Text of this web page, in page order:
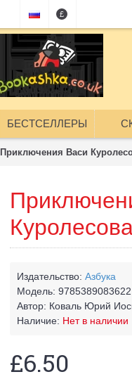
£
БЕСТСЕЛЛЕРЫ
Приключения Васи
Издательство: Азбука
Модель: 9785389083622
Автор: Коваль Юрий
Наличие: Нет в наличии
£6.50